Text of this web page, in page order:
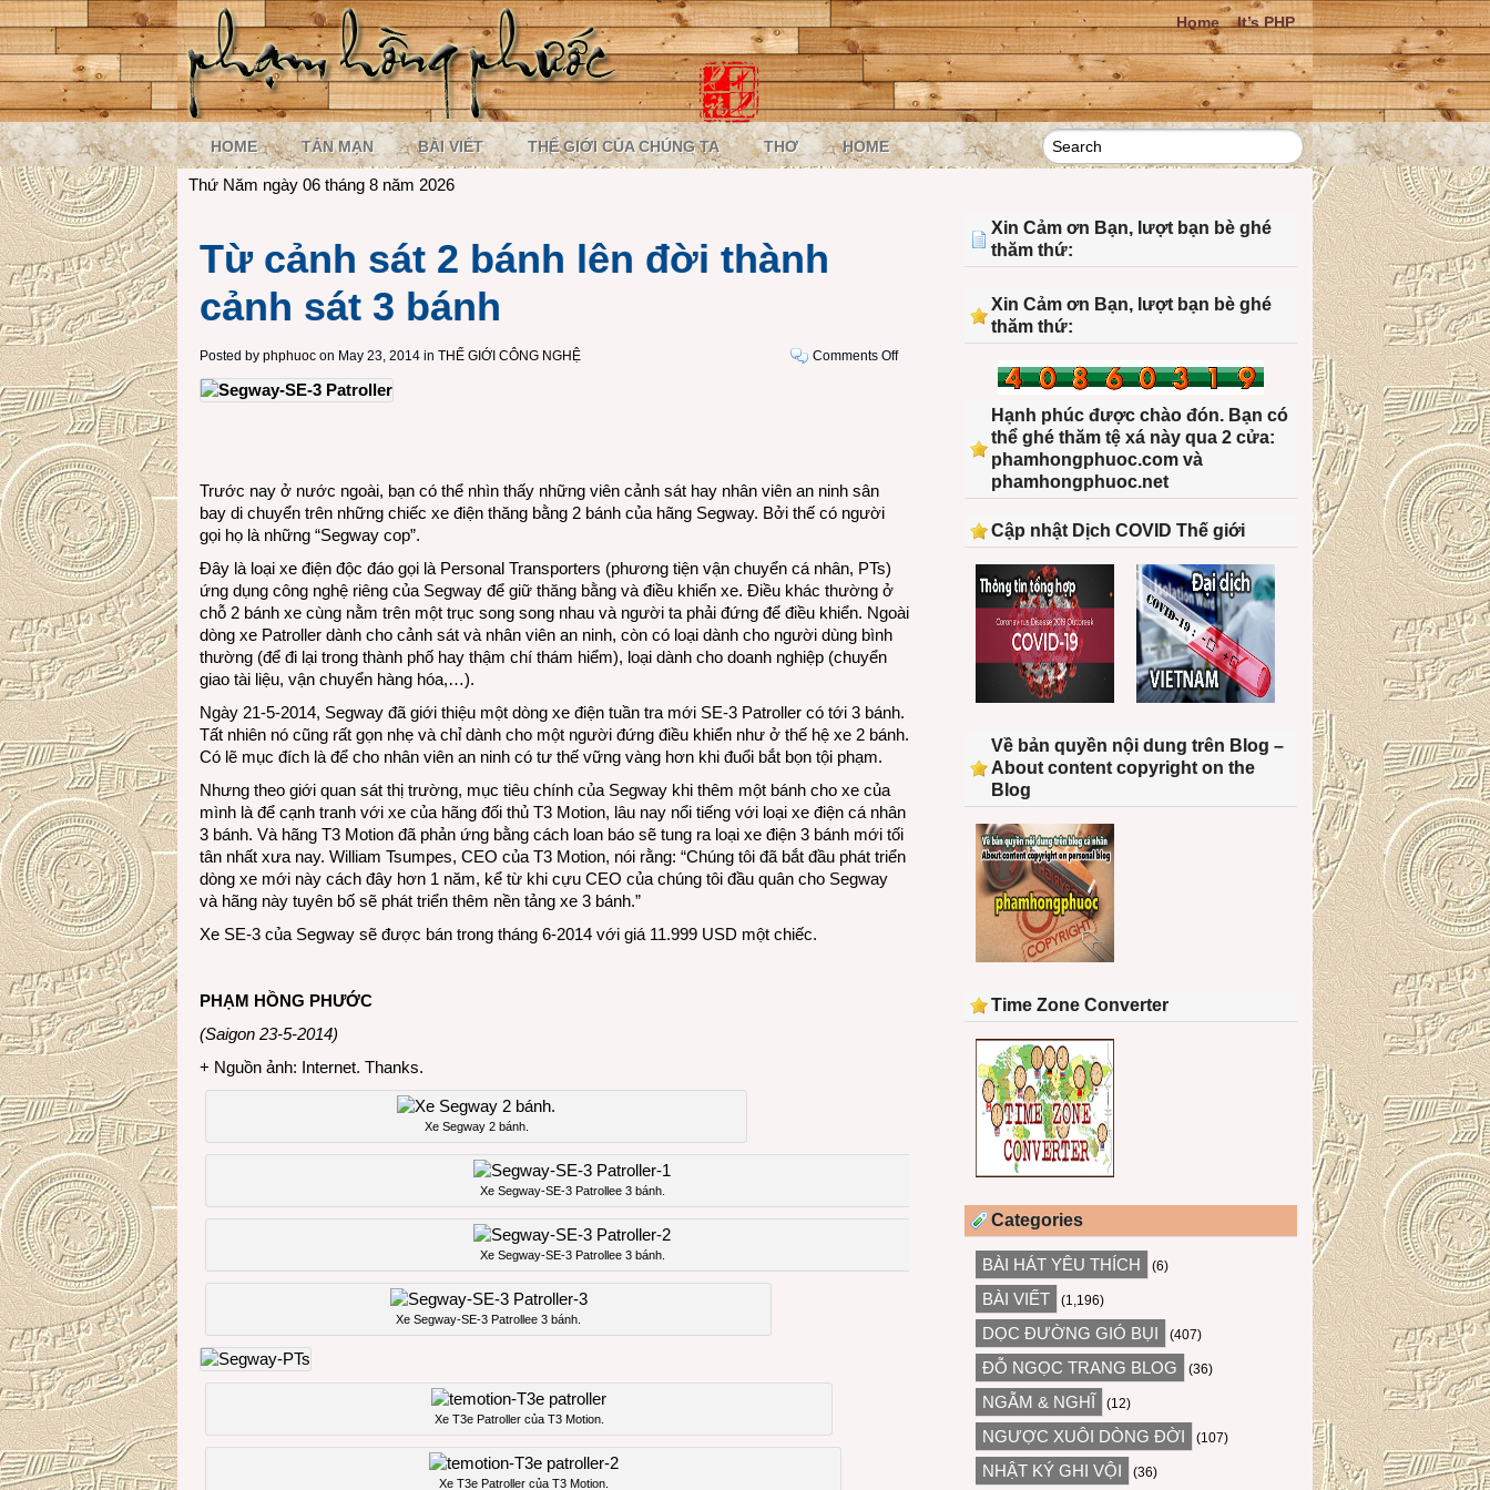
Home It’s PHP
HOME TẢN MẠN BÀI VIẾT THẾ GIỚI CỦA CHÚNG TA THƠ HOME
Thứ Năm ngày 06 tháng 8 năm 2026
Từ cảnh sát 2 bánh lên đời thành
cảnh sát 3 bánh
Posted by phphuoc on May 23, 2014 in THẾ GIỚI CÔNG NGHỆ Comments Offon
bánh
Trước nay ở nước ngoài, bạn có thể nhìn thấy những viên cảnh sát hay nhân viên an ninh sân
bay di chuyển trên những chiếc xe điện thăng bằng 2 bánh của hãng Segway. Bởi thế có người
gọi họ là những “Segway cop”.
Đây là loại xe điện độc đáo gọi là Personal Transporters (phương tiện vận chuyển cá nhân, PTs)
ứng dụng công nghệ riêng của Segway để giữ thăng bằng và điều khiển xe. Điều khác thường ở
chỗ 2 bánh xe cùng nằm trên một trục song song nhau và người ta phải đứng để điều khiển. Ngoài
dòng xe Patroller dành cho cảnh sát và nhân viên an ninh, còn có loại dành cho người dùng bình
thường (để đi lại trong thành phố hay thậm chí thám hiểm), loại dành cho doanh nghiệp (chuyển
giao tài liệu, vận chuyển hàng hóa,…).
Ngày 21-5-2014, Segway đã giới thiệu một dòng xe điện tuần tra mới SE-3 Patroller có tới 3 bánh.
Tất nhiên nó cũng rất gọn nhẹ và chỉ dành cho một người đứng điều khiển như ở thế hệ xe 2 bánh.
Có lẽ mục đích là để cho nhân viên an ninh có tư thế vững vàng hơn khi đuổi bắt bọn tội phạm.
Nhưng theo giới quan sát thị trường, mục tiêu chính của Segway khi thêm một bánh cho xe của
mình là để cạnh tranh với xe của hãng đối thủ T3 Motion, lâu nay nổi tiếng với loại xe điện cá nhân
3 bánh. Và hãng T3 Motion đã phản ứng bằng cách loan báo sẽ tung ra loại xe điện 3 bánh mới tối
tân nhất xưa nay. William Tsumpes, CEO của T3 Motion, nói rằng: “Chúng tôi đã bắt đầu phát triển
dòng xe mới này cách đây hơn 1 năm, kể từ khi cựu CEO của chúng tôi đầu quân cho Segway
và hãng này tuyên bố sẽ phát triển thêm nền tảng xe 3 bánh.”
Xe SE-3 của Segway sẽ được bán trong tháng 6-2014 với giá 11.999 USD một chiếc.
PHẠM HỒNG PHƯỚC
(Saigon 23-5-2014)
+ Nguồn ảnh: Internet. Thanks.
Xe Segway 2 bánh.
Xe Segway-SE-3 Patrollee 3 bánh.
Xe Segway-SE-3 Patrollee 3 bánh.
Xe Segway-SE-3 Patrollee 3 bánh.
Xe T3e Patroller của T3 Motion.
Xe T3e Patroller của T3 Motion.
Xin Cảm ơn Bạn, lượt bạn bè ghé
thăm thứ:
Xin Cảm ơn Bạn, lượt bạn bè ghé
thăm thứ:
Hạnh phúc được chào đón. Bạn có
thể ghé thăm tệ xá này qua 2 cửa:
phamhongphuoc.com và
phamhongphuoc.net
Cập nhật Dịch COVID Thế giới
Về bản quyền nội dung trên Blog –
About content copyright on the
Blog
Time Zone Converter
Categories
BÀI HÁT YÊU THÍCH (6)
BÀI VIẾT (1,196)
DỌC ĐƯỜNG GIÓ BỤI (407)
ĐỖ NGỌC TRANG BLOG (36)
NGẪM & NGHĨ (12)
NGƯỢC XUÔI DÒNG ĐỜI (107)
NHẬT KÝ GHI VỘI (36)